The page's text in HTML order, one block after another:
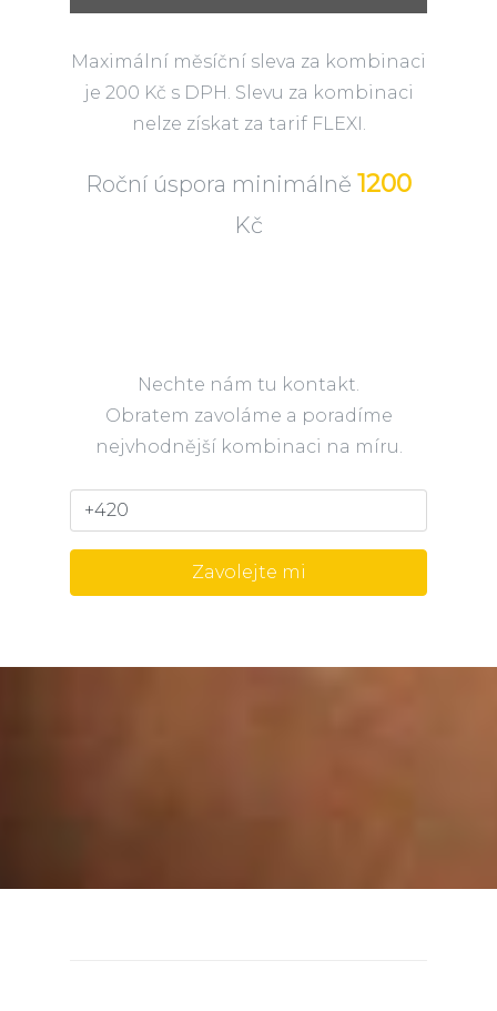
Maximální měsíční sleva za kombinaci
je 200 Kč s DPH. Slevu za kombinaci
nelze získat za tarif FLEXI.
Roční úspora minimálně 1200
Kč
Nechte nám tu kontakt.
Obratem zavoláme a poradíme
nejvhodnější kombinaci na míru.